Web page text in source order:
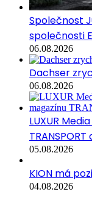
Společnost
společnosti
06.08.2026
Dachser
06.08.2026
LUXUR
TRANSPORT
05.08.2026
KION má
04.08.2026